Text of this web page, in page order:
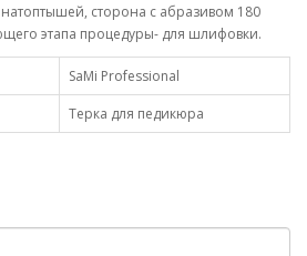
сторона с абразивом 180
этапа процедуры- для шлифовки.
SaMi Professional
Терка для педикюра